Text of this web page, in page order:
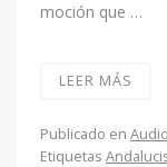
moción que …
LEER MÁS
Publicado en
Etiquetas